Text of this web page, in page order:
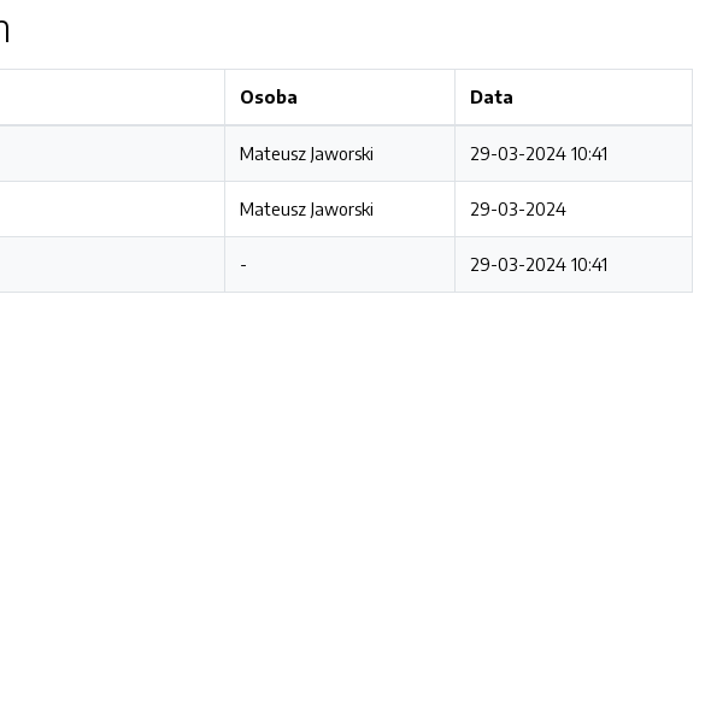
Osoba Data
Mateusz Jaworski 29-03-2024 10:41
Mateusz Jaworski 29-03-2024
- 29-03-2024 10:41